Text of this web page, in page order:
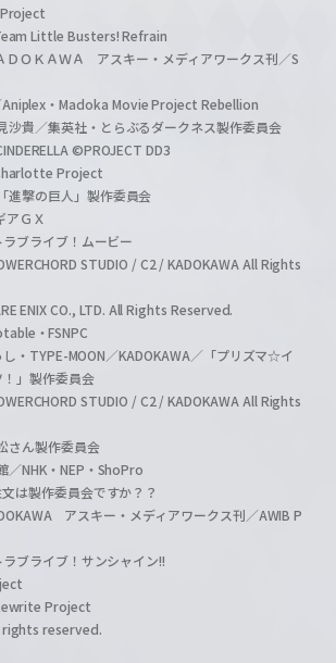
Little Busters! Refrain
ＯＫＡＷＡ アスキー・メディアワークス刊／S
・Madoka Movie Project Rebellion
沙貴／集英社・とらぶるダークネス製作委員会
©PROJECT DD3
Project
進撃の巨人」製作委員会
ＧＸ
ブライブ！ムービー
STUDIO / C2 / KADOKAWA All Rights
ENIX CO., LTD. All Rights Reserved.
・FSNPC
・TYPE-MOON／KADOKAWA／「プリズマ☆イ
」製作委員会
STUDIO / C2 / KADOKAWA All Rights
さん製作委員会
NHK・NEP・ShoPro
は製作委員会ですか？？
アスキー・メディアワークス刊／AWIB P
ブライブ！サンシャイン!!
Project
rights reserved.